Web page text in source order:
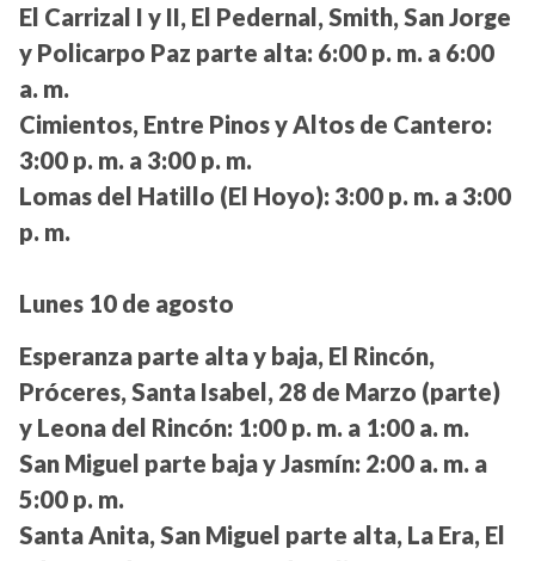
El Carrizal I y II, El Pedernal, Smith, San Jorge
y Policarpo Paz parte alta: 6:00 p. m. a 6:00
a. m.
Cimientos, Entre Pinos y Altos de Cantero:
3:00 p. m. a 3:00 p. m.
Lomas del Hatillo (El Hoyo): 3:00 p. m. a 3:00
p. m.
Lunes 10 de agosto
Esperanza parte alta y baja, El Rincón,
Próceres, Santa Isabel, 28 de Marzo (parte)
y Leona del Rincón: 1:00 p. m. a 1:00 a. m.
San Miguel parte baja y Jasmín: 2:00 a. m. a
5:00 p. m.
Santa Anita, San Miguel parte alta, La Era, El